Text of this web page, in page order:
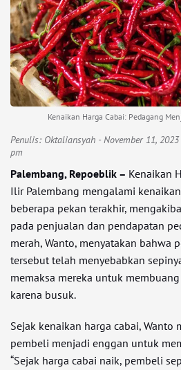
Kenaikan Harga Cabai: Pedagang
Penulis: Oktaliansyah - November 11,
pm
Palembang, Repoeblik – Kenaikan
Ilir Palembang mengalami
beberapa pekan terakhir,
pada penjualan dan pendapatan
merah, Wanto, menyatakan bahwa
tersebut telah menyebabkan
memaksa mereka untuk
karena busuk.
Sejak kenaikan harga cabai, Wanto
pembeli menjadi enggan untuk
“Sejak harga cabai naik, pembeli